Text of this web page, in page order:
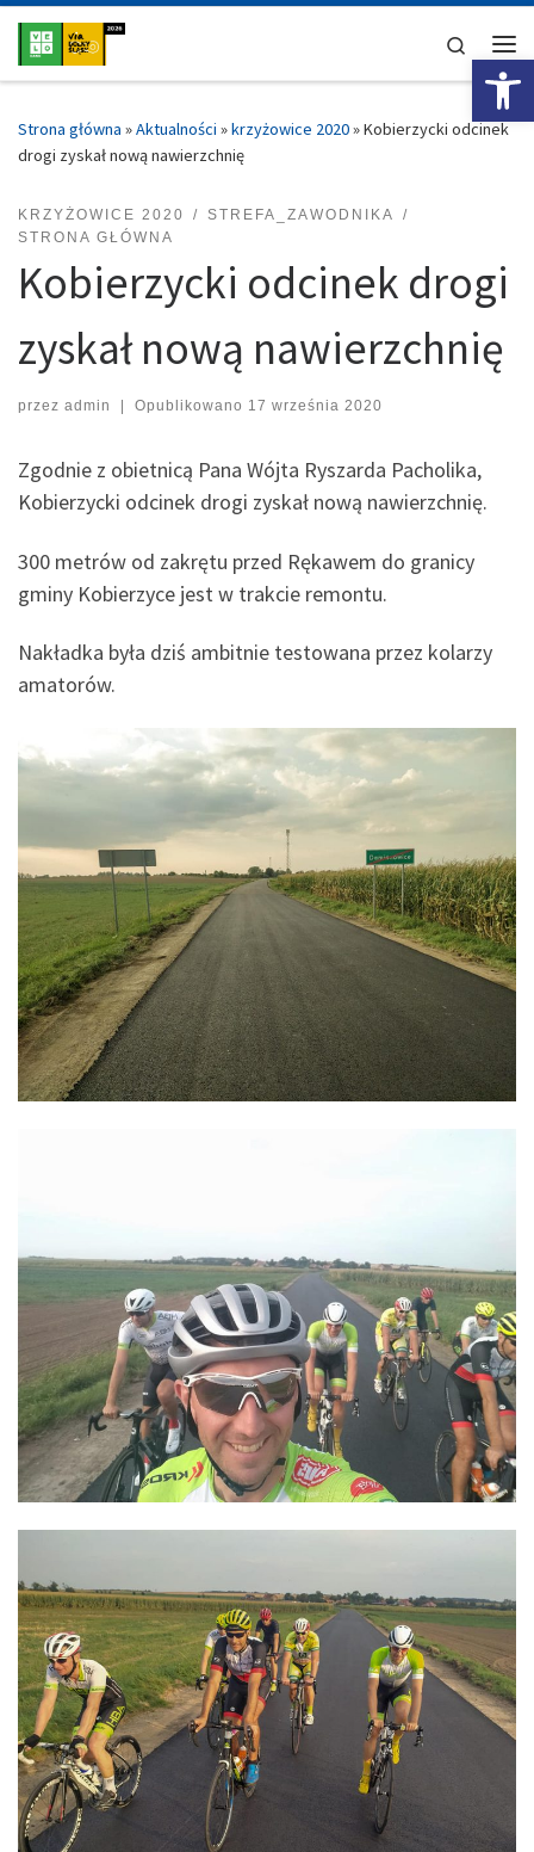
Przejdź do treści
Search
Strona główna »Aktualności »krzyżowice 2020»Kobierzycki odcinek
drogi zyskał nową nawierzchnię
KRZYŻOWICE 2020
STREFA_ZAWODNIKA
STRONA GŁÓWNA
Kobierzycki odcinek drogi
zyskał nową nawierzchnię
przez admin Opublikowano 17 września 2020
Zgodnie z obietnicą Pana Wójta Ryszarda Pacholika,
Kobierzycki odcinek drogi zyskał nową nawierzchnię.
300 metrów od zakrętu przed Rękawem do granicy
gminy Kobierzyce jest w trakcie remontu.
Nakładka była dziś ambitnie testowana przez kolarzy
amatorów.